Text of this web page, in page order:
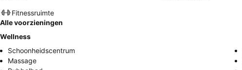
Fitnessruimte
Alle voorzieningen
Wellness
Schoonheidscentrum
Massage